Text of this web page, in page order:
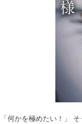
「何かを極めたい！」